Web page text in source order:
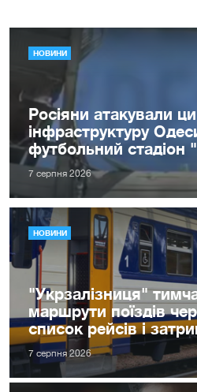
НОВИНИ
Росіяни атакували
інфраструктуру
футбольний
7 серпня 2026
НОВИНИ
"Укрзалізниця"
маршрути поїздів
список рейсів і
7 серпня 2026